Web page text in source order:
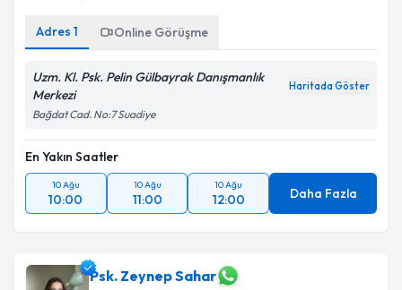
Adres 1 Online Görüşme
Uzm. Kl. Psk. Pelin Gülbayrak Danışmanlık
Merkezi
Haritada Göster
Bağdat Cad. No:7 Suadiye
En Yakın Saatler
10 Ağu
10:00
10 Ağu
11:00
10 Ağu
12:00 Daha Fazla
Psk. Zeynep Sahar